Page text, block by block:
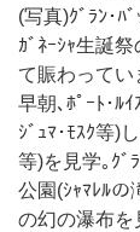
(写真)ｸﾞﾗﾝ･ﾊ
ｶﾞﾈｰｼｬ生誕
て賑わってい
早朝､ﾎﾟｰﾄ･ﾙ
ｼﾞｭﾏ･ﾓｽｸ等)
等)を見学｡ｸﾞ
公園(ｼｬﾏﾚﾙの
の幻の瀑布を